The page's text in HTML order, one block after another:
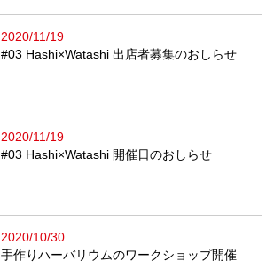
2020/11/19
#03 Hashi×Watashi 出店者募集のおしらせ
2020/11/19
#03 Hashi×Watashi 開催日のおしらせ
2020/10/30
手作りハーバリウムのワークショップ開催